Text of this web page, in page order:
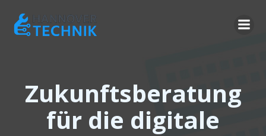
Zukunftsberatung
für die digitale